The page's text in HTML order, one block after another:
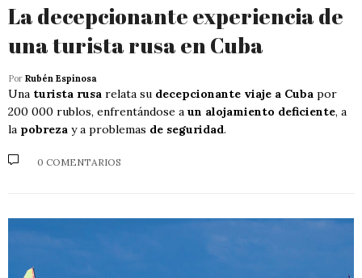
La decepcionante experiencia de
una turista rusa en Cuba
Por Rubén Espinosa
Una turista rusa relata su decepcionante viaje a Cuba por
200 000 rublos, enfrentándose a un alojamiento deficiente, a
la pobreza y a problemas de seguridad.
0 COMENTARIOS